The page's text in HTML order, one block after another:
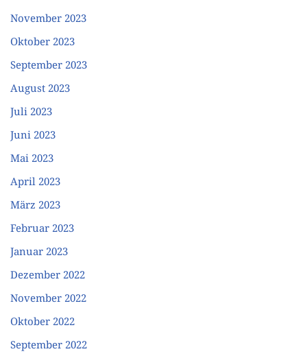
November 2023
Oktober 2023
September 2023
August 2023
Juli 2023
Juni 2023
Mai 2023
April 2023
März 2023
Februar 2023
Januar 2023
Dezember 2022
November 2022
Oktober 2022
September 2022